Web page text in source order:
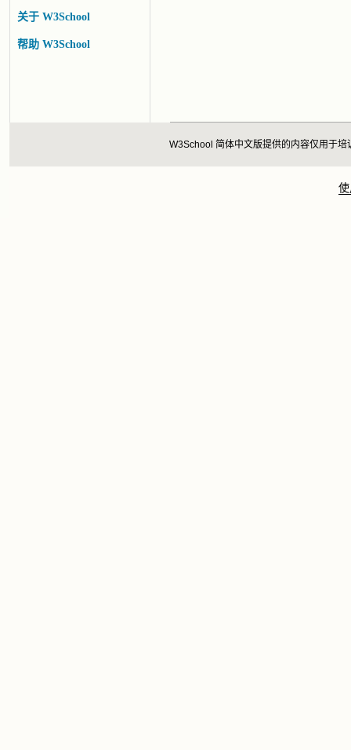
关于 W3School
帮助 W3School
W3School 简体中文版提供的内容仅用于